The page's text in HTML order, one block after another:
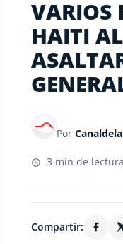
VARIOS
HAITI
Por
3 min de lectura
Compartir: